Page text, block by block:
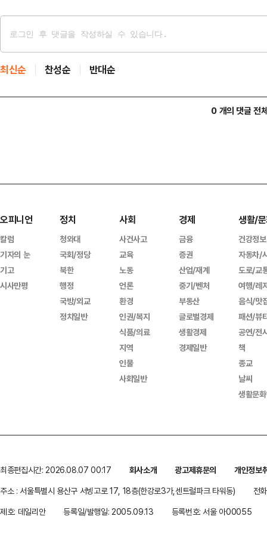
최신순 찬성순 반대순
0 개의 댓글 전
오피니언
칼럼
기자의 눈
기고
시사만평
정치
청와대
국회/정당
북한
행정
국방/외교
정치일반
사회
사건사고
교육
노동
언론
환경
인권/복지
식품/의료
지역
인물
사회일반
경제
금융
증권
산업/재계
중기/벤처
부동산
글로벌경제
생활경제
경제일반
생활/
건강정보
자동차/
도로/교
여행/레
음식/맛
패션/뷰
공연/전
책
종교
날씨
생활문
최종편집시간: 2026.08.07 00:17 회사소개 광고제휴문의
개인정보
주소 : 서울특별시 용산구 서빙고로 17, 18층(한강로3가,센트럴파크 타워동)
전
제호: 데일리안
등록일/발행일: 2005.09.13 등록번호: 서울 아00055